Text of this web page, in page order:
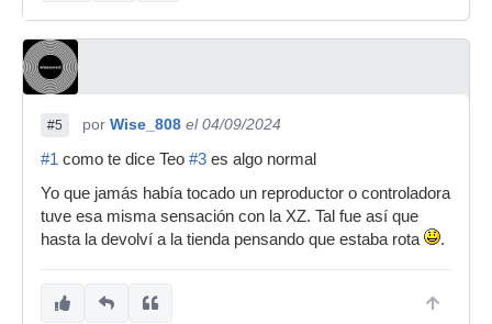
#5 por Wise_808 el 04/09/2024
#1 como te dice Teo #3 es algo normal
Yo que jamás había tocado un reproductor o controladora
tuve esa misma sensación con la XZ. Tal fue así que
hasta la devolví a la tienda pensando que estaba rota
.